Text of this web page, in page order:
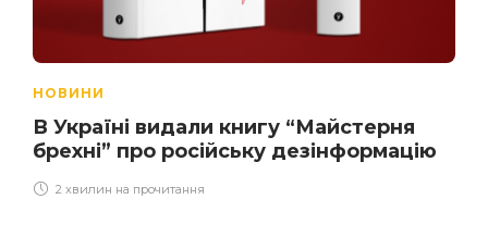
НОВИНИ
В Україні видали книгу “Майстерня
брехні” про російську дезінформацію
2 хвилин на прочитання